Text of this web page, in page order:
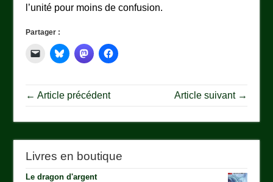
l’unité pour moins de confusion.
Partager :
← Article précédent Article suivant →
Livres en boutique
Le dragon d'argent